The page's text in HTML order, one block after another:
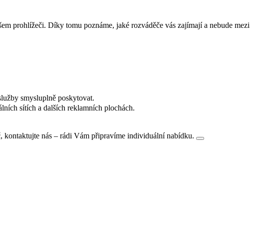
prohlížeči. Díky tomu poznáme, jaké rozváděče vás zajímají a nebude mezi
smysluplně poskytovat.
sítích a dalších reklamních plochách.
nás – rádi Vám připravíme individuální nabídku.